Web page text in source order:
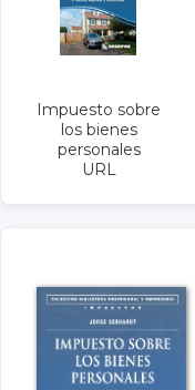
Impuesto sobre
los bienes
personales
URL